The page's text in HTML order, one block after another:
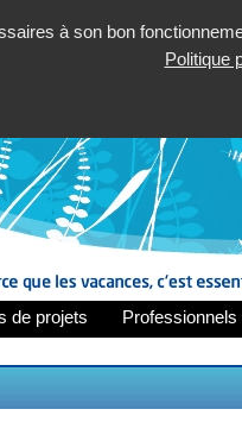
à son bon
Politique
de projets